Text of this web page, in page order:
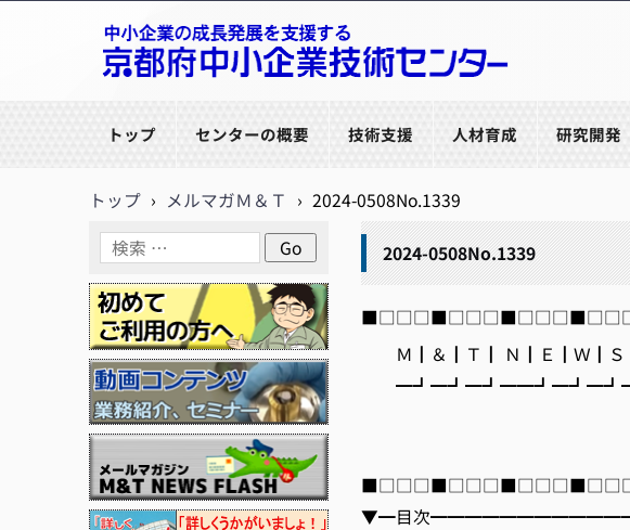
トップ センターの概要 技術支援 人材育成 研究開発
トップ › メルマガＭ＆Ｔ › 2024-0508No.1339
2024-0508No.1339
Ｍ┃＆┃Ｔ┃ Ｎ┃Ｅ┃Ｗ┃
編集/発行 京都
▼━目次